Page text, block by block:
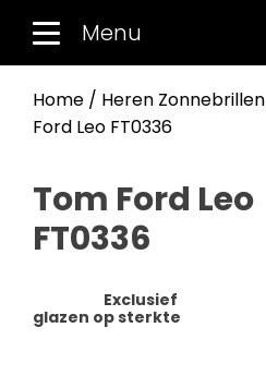
Menu
Home / Heren Zonnebrillen
Ford Leo FT0336
Tom Ford Leo
FT0336
Exclusief
glazen op sterkte